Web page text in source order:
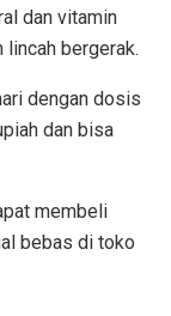
dan vitamin
lincah bergerak.
dengan dosis
dan bisa
membeli
bebas di toko